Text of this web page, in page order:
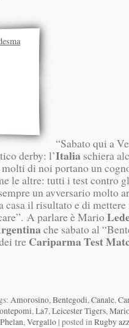
“Sabato qui a
derby: l’Italia schiera
di noi portano un
le altre: tutti i test contro
un avversario molto
casa il risultato e di
A parlare è Mario
che sabato al
tre Cariparma Test
Amorosino,Bentegodi,Canale,
,La7,Leicester Tigers,
Phelan,Vergallo | posted inRugby